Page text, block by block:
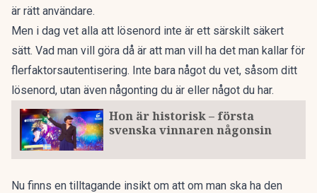
är rätt användare.
Men i dag vet alla att lösenord inte är ett särskilt säkert
sätt. Vad man vill göra då är att man vill ha det man kallar för
flerfaktorsautentisering. Inte bara något du vet, såsom ditt
lösenord, utan även någonting du är eller något du har.
Hon är historisk – första
svenska vinnaren någonsin
Nu finns en tilltagande insikt om att om man ska ha den